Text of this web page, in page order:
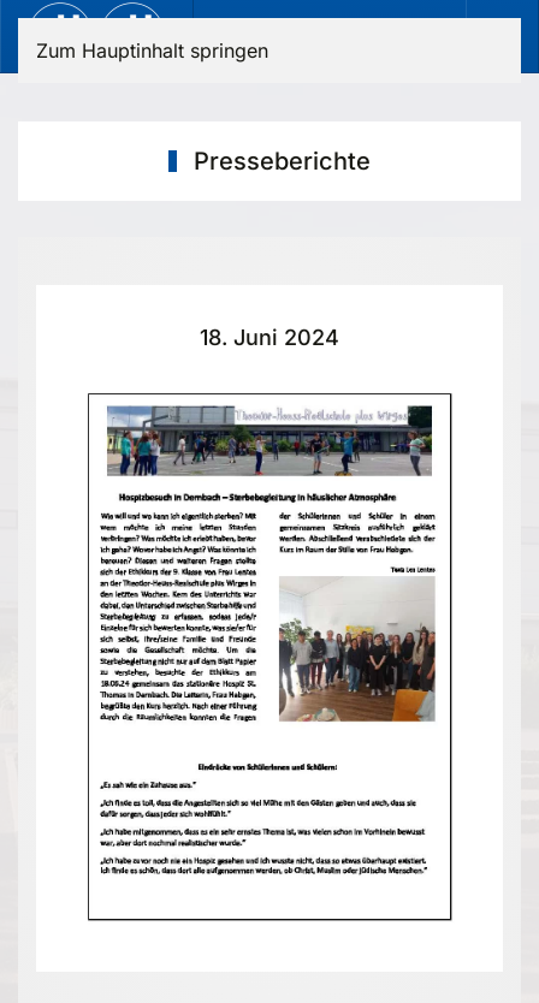
Zum Hauptinhalt springen
Presseberichte
18. Juni 2024